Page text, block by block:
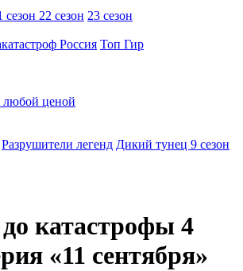
сезон 22 сезон 23 сезон
Россия Топ Гир
ценой
Разрушители легенд Дикий тунец 9 сезон
катастрофы 4
«11 сентября»